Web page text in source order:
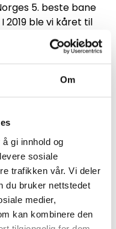
Om
gi innhold og
sosiale
trafikken vår. Vi deler
du bruker nettstedet
medier,
kan kombinere den
5. beste bane
2019 ble vi kåret til
Golf Course" av